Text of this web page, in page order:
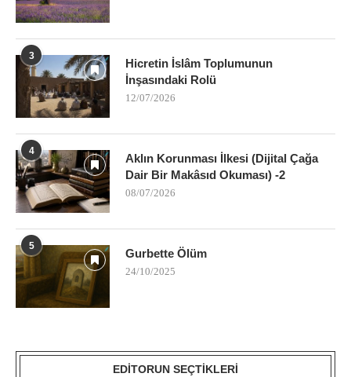
3
Hicretin İslâm Toplumunun
İnşasındaki Rolü
12/07/2026
4
Aklın Korunması İlkesi (Dijital Çağa
Dair Bir Makâsıd Okuması) -2
08/07/2026
5
Gurbette Ölüm
24/10/2025
EDITORUN SEÇTIKLERI